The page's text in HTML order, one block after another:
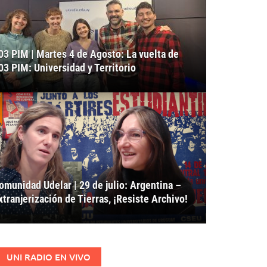
PIM | Martes 4 de Agosto: La vuelta de
PIM: Universidad y Territorio
Udelar | 29 de julio: Argentina –
de Tierras, ¡Resiste Archivo!
UNI RADIO EN VIVO